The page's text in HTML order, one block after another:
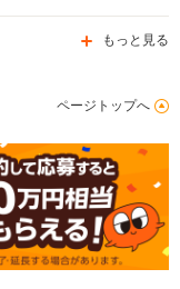
もっと見る
ページトップへ